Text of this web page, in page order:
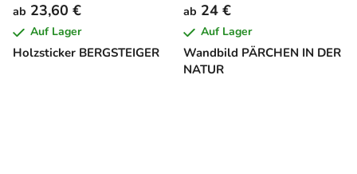
Holzsticker BERGSTEIGER
ab 23,60 €
Auf Lager
Wandbild PÄRCHEN IN DER
NATUR
ab 24 €
Auf Lager